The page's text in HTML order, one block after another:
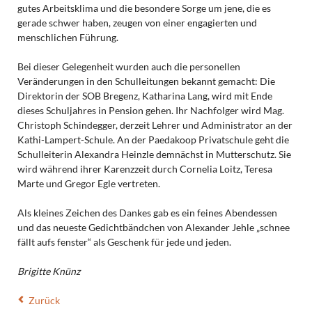
gutes Arbeitsklima und die besondere Sorge um jene, die es
gerade schwer haben, zeugen von einer engagierten und
menschlichen Führung.
Bei dieser Gelegenheit wurden auch die personellen
Veränderungen in den Schulleitungen bekannt gemacht: Die
Direktorin der SOB Bregenz, Katharina Lang, wird mit Ende
dieses Schuljahres in Pension gehen. Ihr Nachfolger wird Mag.
Christoph Schindegger, derzeit Lehrer und Administrator an der
Kathi-Lampert-Schule. An der Paedakoop Privatschule geht die
Schulleiterin Alexandra Heinzle demnächst in Mutterschutz. Sie
wird während ihrer Karenzzeit durch Cornelia Loitz, Teresa
Marte und Gregor Egle vertreten.
Als kleines Zeichen des Dankes gab es ein feines Abendessen
und das neueste Gedichtbändchen von Alexander Jehle „schnee
fällt aufs fenster“ als Geschenk für jede und jeden.
Brigitte Knünz
Zurück